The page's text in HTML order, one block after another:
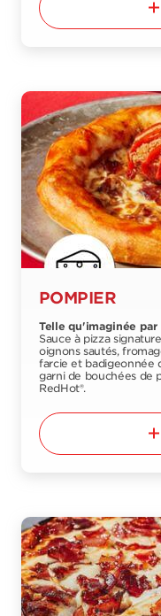
POMPIER
Telle qu'imaginée par
Sauce à pizza
oignons sautés,
farcie et badigeonnée
garni de bouchées de
RedHot®.